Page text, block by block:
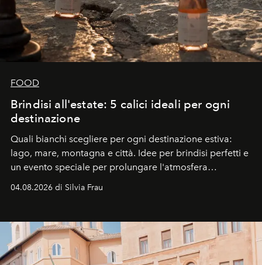
FOOD
Brindisi all'estate: 5 calici ideali per ogni
destinazione
Quali bianchi scegliere per ogni destinazione estiva:
lago, mare, montagna e città. Idee per brindisi perfetti e
un evento speciale per prolungare l'atmosfera
04.08.2026 di Silvia Frau